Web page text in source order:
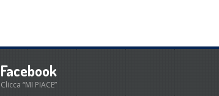
Facebook
Clicca “MI PIACE”